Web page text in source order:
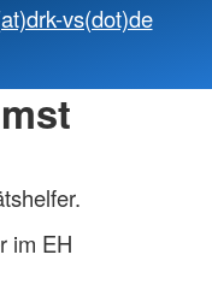
vs(dot)de
im EH